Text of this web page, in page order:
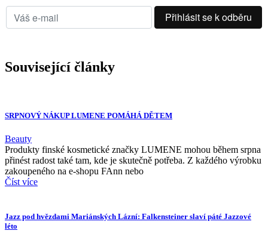
Související články
SRPNOVÝ NÁKUP LUMENE POMÁHÁ DĚTEM
Beauty
Produkty finské kosmetické značky LUMENE mohou během srpna
přinést radost také tam, kde je skutečně potřeba. Z každého výrobku
zakoupeného na e-shopu FAnn nebo
Číst více
Jazz pod hvězdami Mariánských Lázní: Falkensteiner slaví páté Jazzové
léto